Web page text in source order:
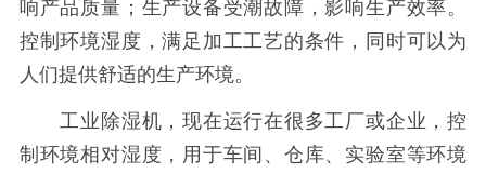
响产品质量；生产设备受潮故障，影响生产效率。
控制环境湿度，满足加工工艺的条件，同时可以为
人们提供舒适的生产环境。
工业除湿机，现在运行在很多工厂或企业，控
制环境相对湿度，用于车间、仓库、实验室等环境